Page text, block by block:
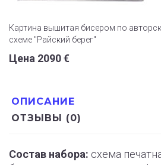
ОПИСАНИЕ
ОТЗЫВЫ (0)
Состав набора: схема
Картина вышитая бисером по
схеме "Райский берег"
Цена 2090 €